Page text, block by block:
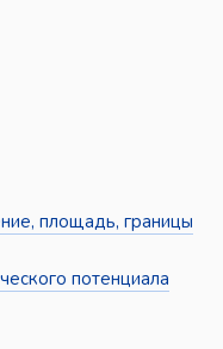
площадь, границы
потенциала